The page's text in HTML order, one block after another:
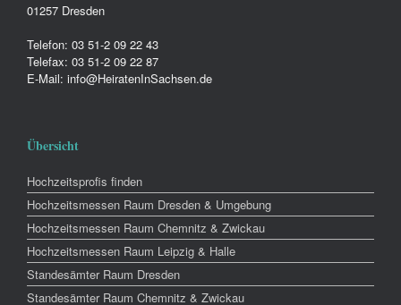
01257 Dresden
Telefon: 03 51-2 09 22 43
Telefax: 03 51-2 09 22 87
E-Mail: info@HeiratenInSachsen.de
Übersicht
Hochzeitsprofis finden
Hochzeitsmessen Raum Dresden & Umgebung
Hochzeitsmessen Raum Chemnitz & Zwickau
Hochzeitsmessen Raum Leipzig & Halle
Standesämter Raum Dresden
Standesämter Raum Chemnitz & Zwickau